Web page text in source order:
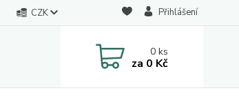
CZK Přihlášení
0ks
za 0 Kč